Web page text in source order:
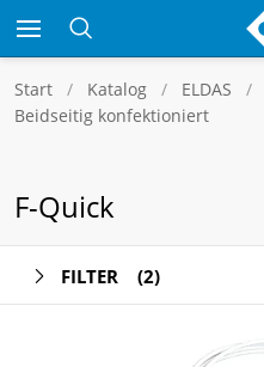
Start Katalog ELDAS
Beidseitig konfektioniert
F-Quick
FILTER (2)